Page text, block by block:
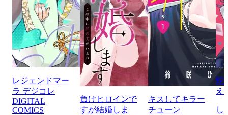
レジェンドマー
ラ デジコレ
DIGITAL
COMICS
負けヒロインで
すが結婚しま
キスしてキラー
チューン
蛇
え
し